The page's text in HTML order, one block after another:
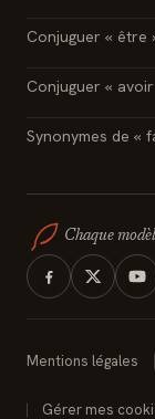
Conjuguer « être
Conjuguer «
Synonymes de «
Chaque
Mentions légales
Gérer mes